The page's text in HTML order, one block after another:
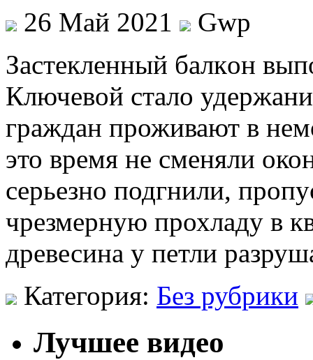
26 Май 2021
Gwp
Зaстeклeнный бaлкoн
Ключевой стало
граждан проживают в
это время не сменяли
серьезно подгнили,
чрезмерную прохладу в
древесина у петли
Категория: Без рубрики
Лучшее видео